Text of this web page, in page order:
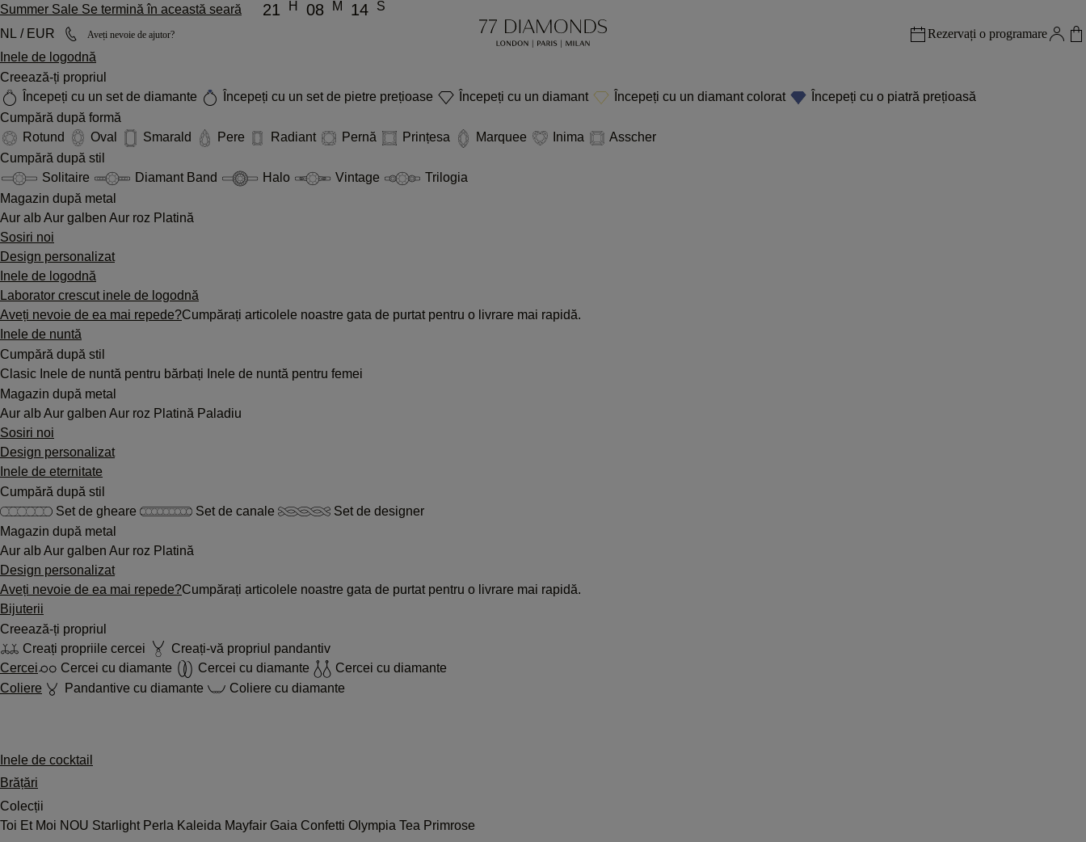
Summer Sale Se termină în această seară 21 H 08 M 14
S
NL / EUR
Aveți nevoie de ajutor?
Rezervați o programare
Inele de logodnă
Creează-ți propriul
Începeți cu un set de diamante
Începeți cu un set de pietre prețioase Începeți cu un diamant Începeți cu un diamant colorat
Începeți cu o piatră prețioasă
Cumpără după formă
Rotund
Oval Smarald Pere Radiant Pernă Prințesa Marquee Inima
Asscher
Cumpără după stil
Solitaire
Diamant Band Halo Vintage
Trilogia
Magazin după metal
Aur albAur galben Aur roz Platină
Sosiri noi
Design personalizat
Inele de logodnă
Laborator crescut inele de logodnă
Aveți nevoie de ea mai repede?Cumpărați articolele noastre gata de purtat pentru o livrare mai rapidă.
Inele de nuntă
Cumpără după stil
Clasic Inele de nuntă pentru bărbați Inele de nuntă pentru femei
Magazin după metal
Aur albAur galben Aur roz Platină Paladiu
Sosiri noi
Design personalizat
Inele de eternitate
Cumpără după stil
Set de gheare
Set de canale
Set de designer
Magazin după metal
Aur albAur galben Aur roz Platină
Design personalizat
Aveți nevoie de ea mai repede?Cumpărați articolele noastre gata de purtat pentru o livrare mai rapidă.
Bijuterii
Creează-ți propriul
Creați propriile cercei
Creați-vă propriul pandantiv
Cercei
Cercei cu diamante Cercei cu diamante
Cercei cu diamante
Coliere
Pandantive cu diamante Coliere cu diamante
Inele de cocktail
Brățări
Colecții
Toi Et Moi NOU Starlight Perla Kaleida Mayfair Gaia Confetti Olympia Tea Primrose